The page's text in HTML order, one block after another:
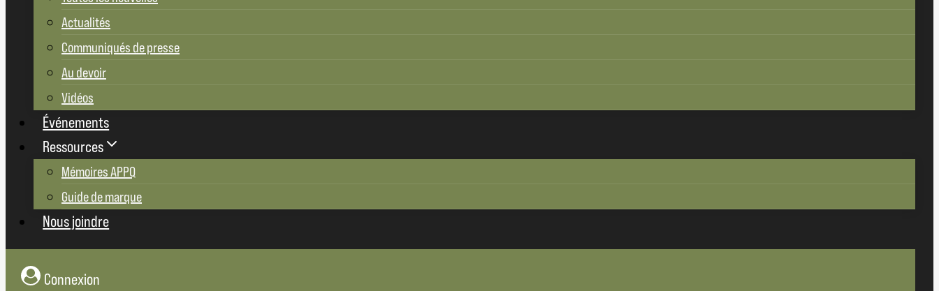
Actualités
Communiqués de presse
Au devoir
Vidéos
Événements
Ressources
Mémoires APPQ
Guide de marque
Nous joindre
Connexion